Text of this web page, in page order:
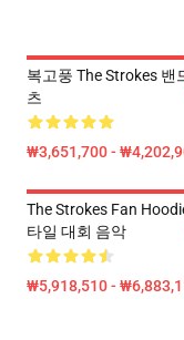
복고풍 The Strokes 밴
츠
₩3,651,700 -
The Strokes Fan
타일 대회 음악
₩5,918,510 -